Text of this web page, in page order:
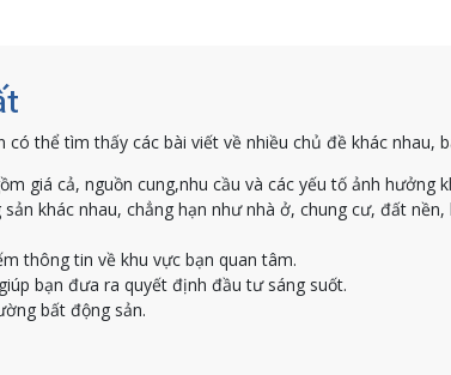
thể tìm thấy các bài viết về nhiều chủ đề khác nhau,
giá cả, nguồn cung,nhu cầu và các yếu tố ảnh hưởng
khác nhau, chẳng hạn như nhà ở, chung cư, đất
thông tin về khu vực bạn quan tâm.
bạn đưa ra quyết định đầu tư sáng suốt.
bất động sản.